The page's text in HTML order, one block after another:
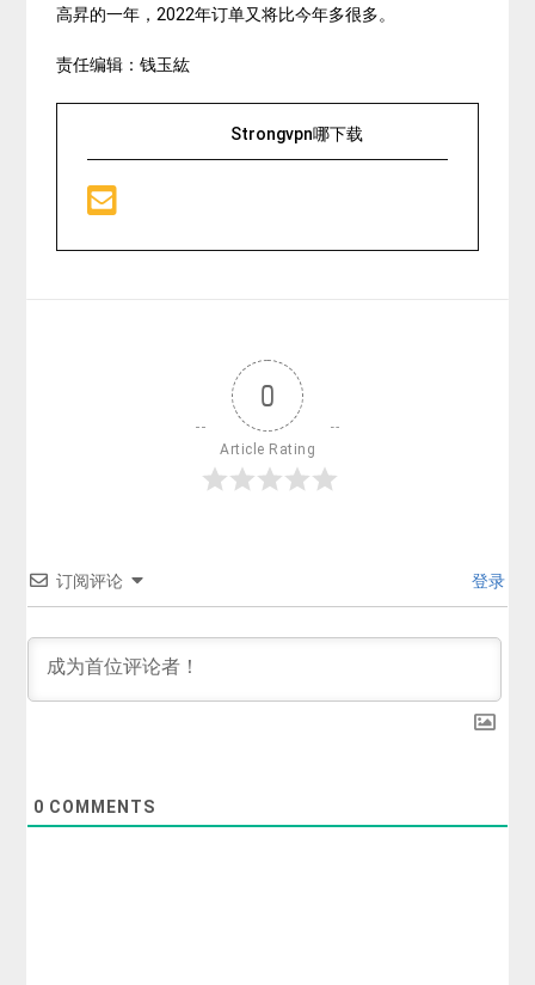
高昇的一年，2022年订单又将比今年多很多。
责任编辑：钱玉紘
Strongvpn哪下载
0
Article Rating
订阅评论 登录
0 COMMENTS